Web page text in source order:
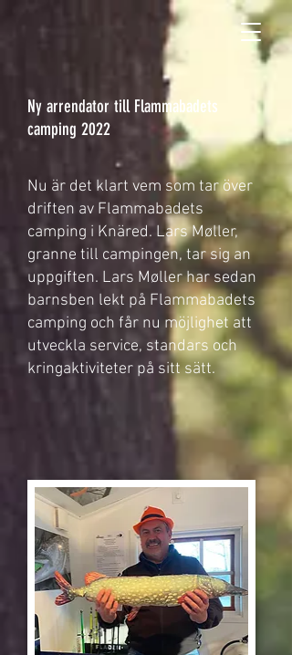
Ny arrendator till Flammabadets
camping 2022
Nu är det klart vem som tar över
driften av Flammabadets
camping i Knäred. Lars Møller,
granne till campingen, tar sig an
uppgiften. Lars Møller har sedan
barnsben lekt på Flammabadets
camping och får nu möjlighet att
utveckla service, standars och
kringaktiviteter på sitt sätt.